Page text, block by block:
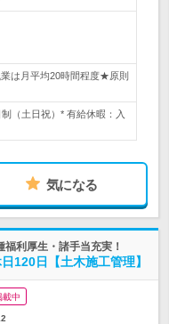
は月平均20時間程度★原則
（土日祝）* 有給休暇：入
気になる
利厚生・諸手当充実！
120日【土木施工管理】
載中